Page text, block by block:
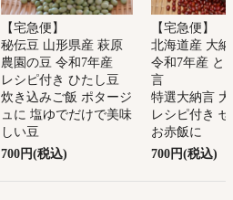
【宅急便】
秘伝豆 山形県産 萩原
農園の豆 令和7年産
レシピ付き ひたし豆
炊き込みご飯 ポタージ
ュに 塩ゆでだけで美味
しい豆
700円(税込)
【宅急便】
北海道産 大
令和7年産 と
言
特選大納言
レシピ付き
お赤飯に
700円(税込)